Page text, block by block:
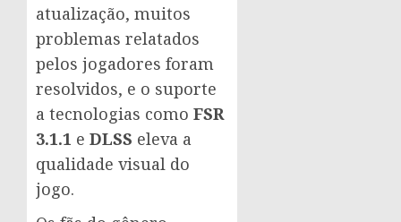
atualização, muitos
problemas relatados
pelos jogadores foram
resolvidos, e o suporte
a tecnologias como FSR
3.1.1 e DLSS eleva a
qualidade visual do
jogo.